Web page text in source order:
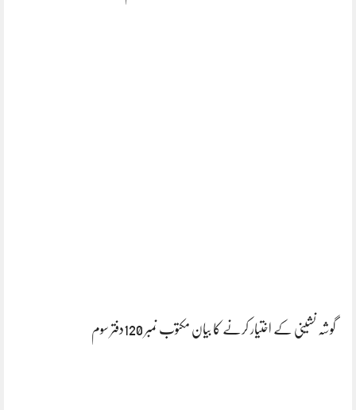
گوشہ نشینی کے اختیار کرنے کا بیان مکتوب نمبر 120دفتر سوم